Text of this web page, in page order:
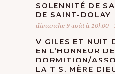
SOLENNITÉ DE
DE SAINT-DOLAY
dimanche 9 août à 10h00-
VIGILES ET NUIT
EN L’HONNEUR
DORMITION/
LA T.S. MÈRE